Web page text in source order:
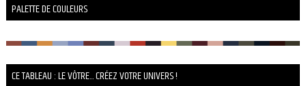
PALETTE DE COULEURS
CE TABLEAU : LE VÔTRE... CRÉEZ VOTRE UNIVERS !